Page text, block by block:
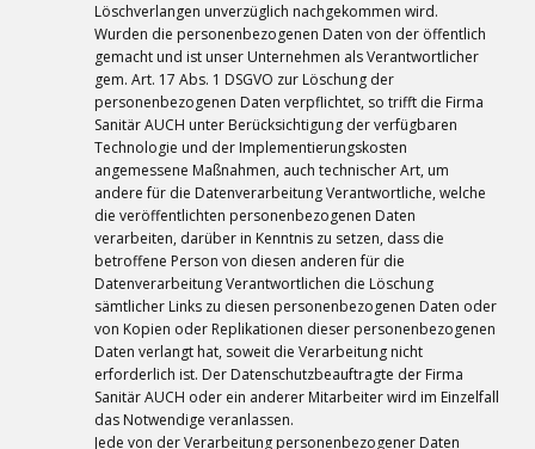
Löschverlangen unverzüglich nachgekommen wird.
Wurden die personenbezogenen Daten von der öffentlich
gemacht und ist unser Unternehmen als Verantwortlicher
gem. Art. 17 Abs. 1 DSGVO zur Löschung der
personenbezogenen Daten verpflichtet, so trifft die Firma
Sanitär AUCH unter Berücksichtigung der verfügbaren
Technologie und der Implementierungskosten
angemessene Maßnahmen, auch technischer Art, um
andere für die Datenverarbeitung Verantwortliche, welche
die veröffentlichten personenbezogenen Daten
verarbeiten, darüber in Kenntnis zu setzen, dass die
betroffene Person von diesen anderen für die
Datenverarbeitung Verantwortlichen die Löschung
sämtlicher Links zu diesen personenbezogenen Daten oder
von Kopien oder Replikationen dieser personenbezogenen
Daten verlangt hat, soweit die Verarbeitung nicht
erforderlich ist. Der Datenschutzbeauftragte der Firma
Sanitär AUCH oder ein anderer Mitarbeiter wird im Einzelfall
das Notwendige veranlassen.
Jede von der Verarbeitung personenbezogener Daten